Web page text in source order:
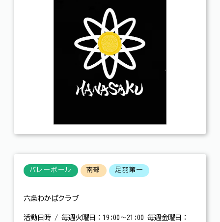
バレーボール 南部 足羽第一
六条わかばクラブ
活動日時 / 毎週火曜日：19:00～21:00 毎週金曜日：